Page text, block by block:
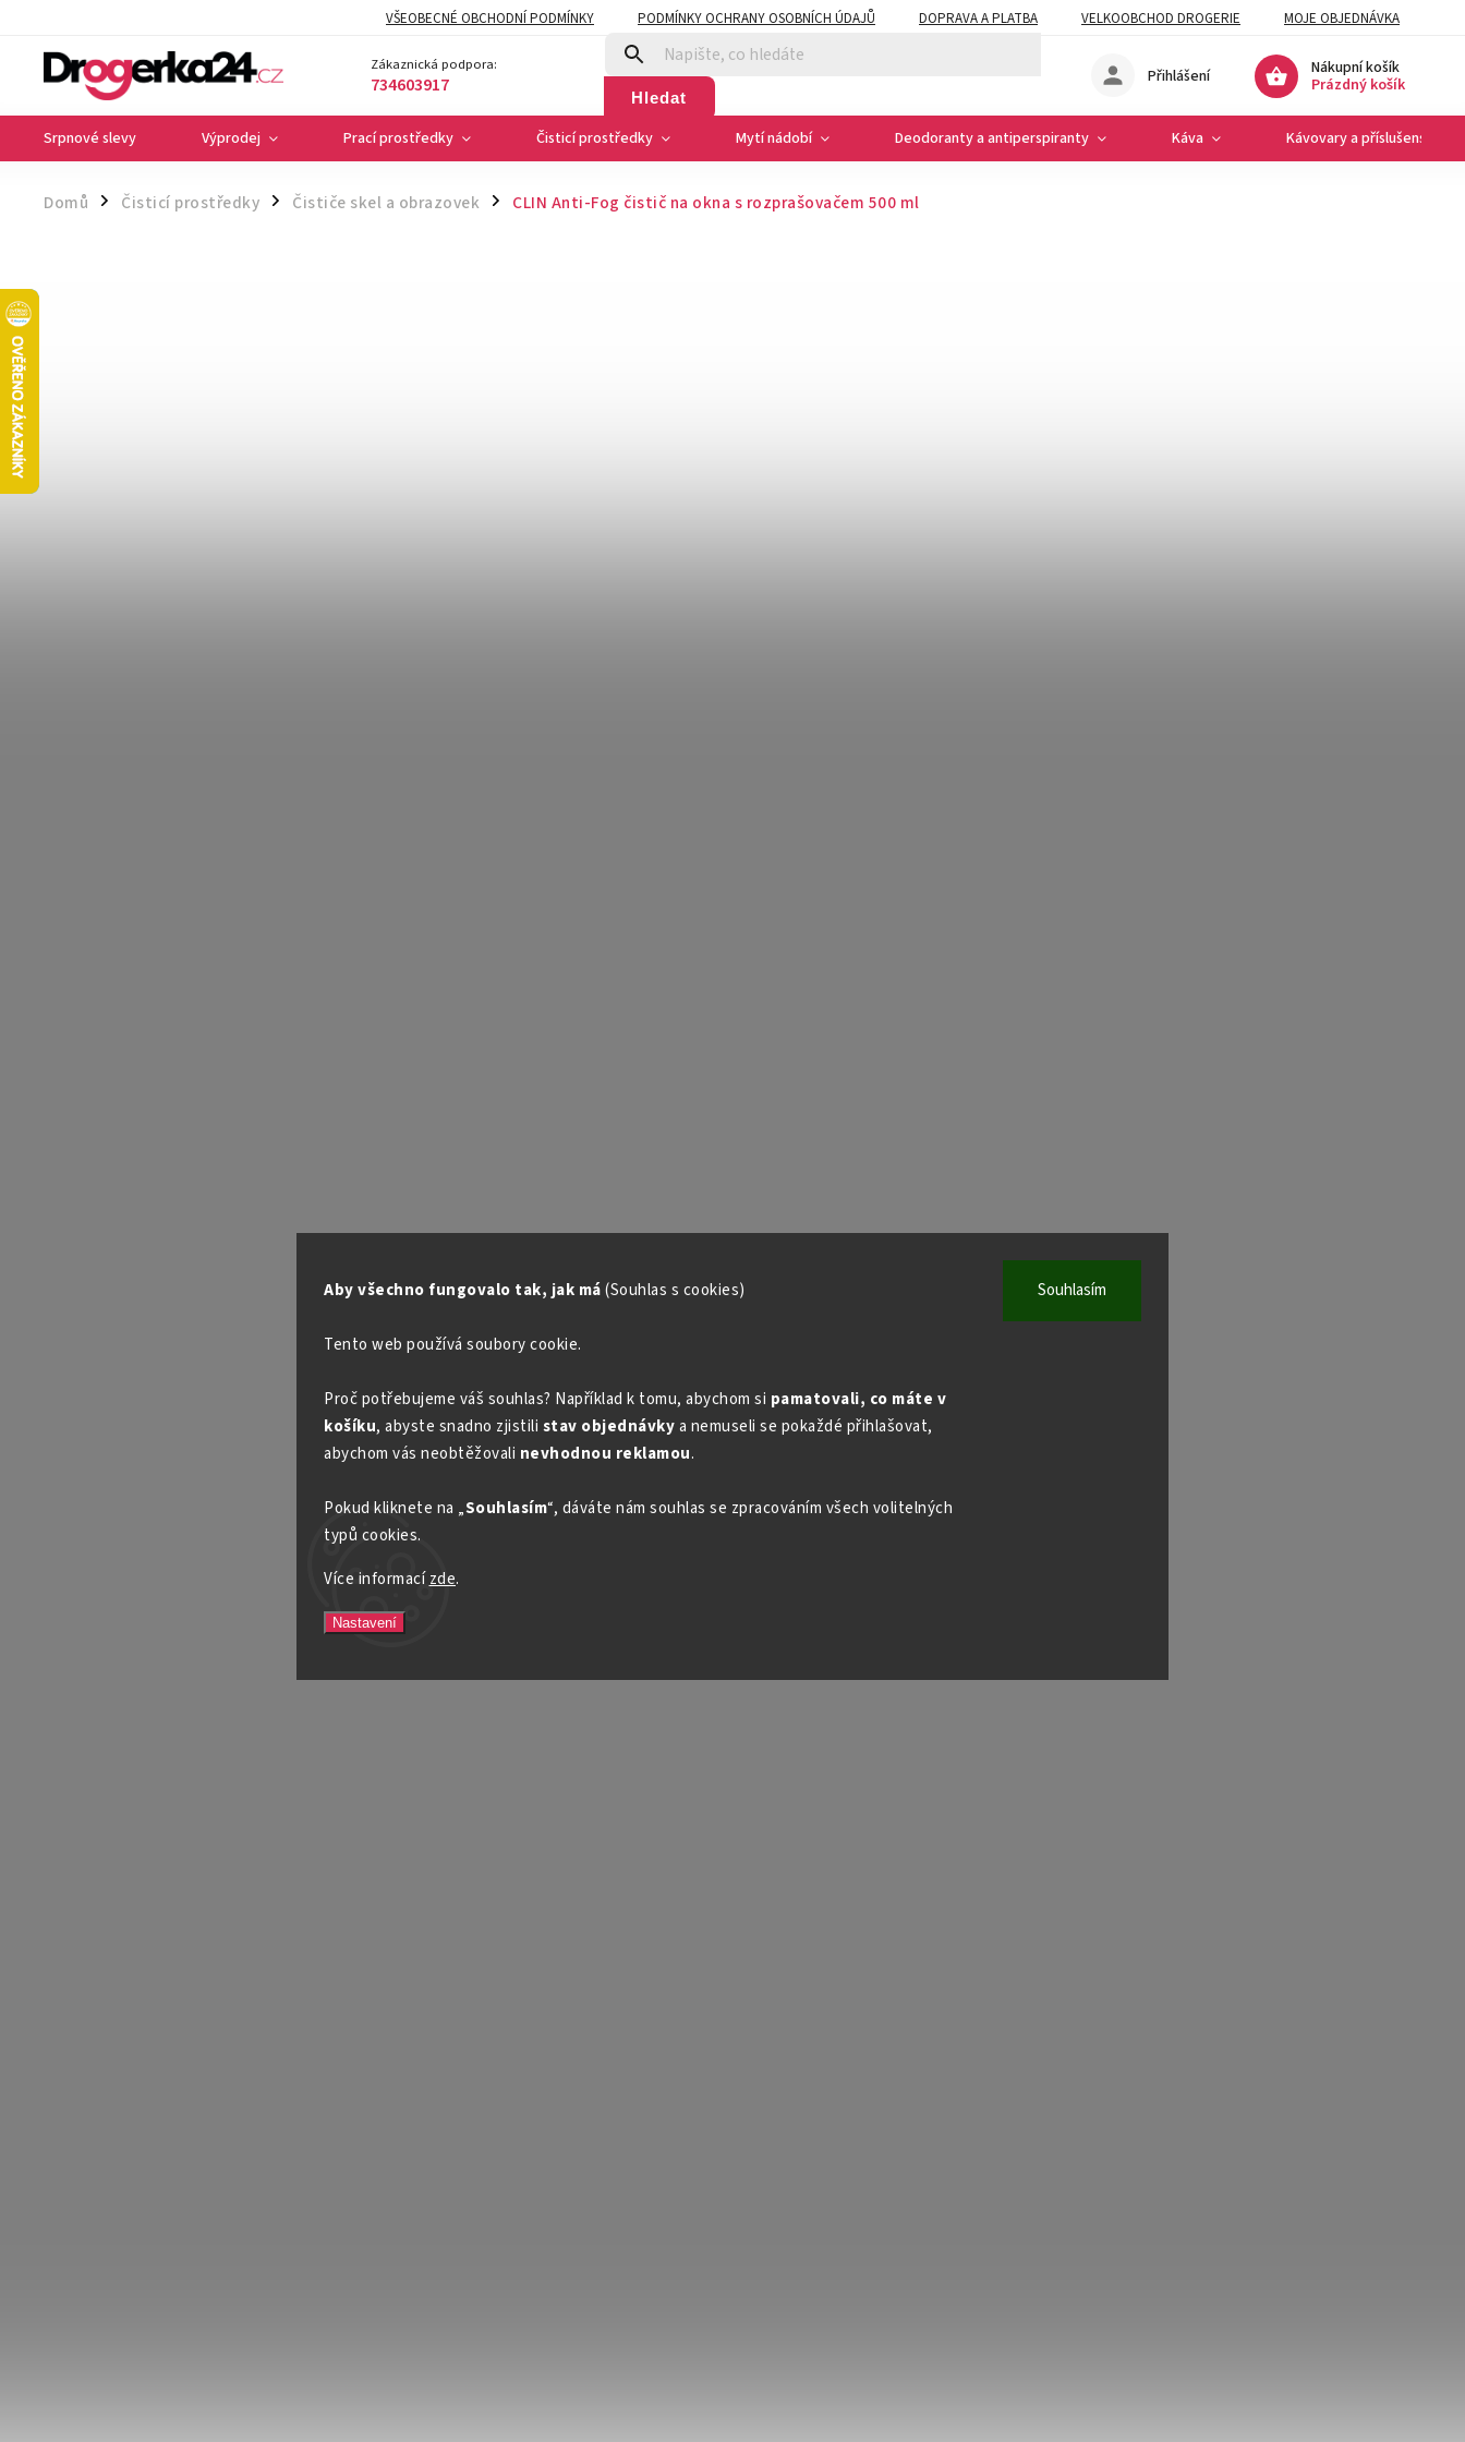
Aby všechno fungovalo tak, jak má(Souhlas s cookies)
Tento web používá soubory cookie.
Proč potřebujeme váš souhlas? Například k tomu, abychom si pamatovali, co máte v
košíku, abyste snadno zjistili stav objednávkya nemuseli se pokaždé přihlašovat,
abychom vás neobtěžovali nevhodnou reklamou.
Pokud kliknete na „Souhlasím“, dáváte nám souhlas se zpracováním všech volitelných
typů cookies.
Více informacízde.
Nastavení
Souhlasím
VŠEOBECNÉ OBCHODNÍ PODMÍNKY PODMÍNKY OCHRANY OSOBNÍCH ÚDAJŮ DOPRAVA A PLATBA VELKOOBCHOD DROGERIE MOJE OBJEDNÁVKA
Zákaznická podpora:
734603917 Hledat
Nákupní košík
Prázdný košík
Přihlášení
Srpnové slevy Výprodej Prací prostředky Čisticí prostředky Mytí nádobí Deodoranty a antiperspiranty Káva Kávovary a příslušenství
Domů / Čisticí prostředky / Čističe skel a obrazovek / CLIN Anti-Fog čistič na okna s rozprašovačem 500 ml